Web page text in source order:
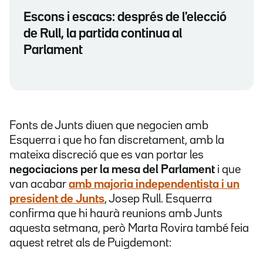
Escons i escacs: després de l'elecció
de Rull, la partida continua al
Parlament
Fonts de Junts diuen que negocien amb
Esquerra i que ho fan discretament, amb la
mateixa discreció que es van portar les
negociacions per la mesa del Parlament i que
van acabar amb majoria independentista i un
president de Junts, Josep Rull. Esquerra
confirma que hi haurà reunions amb Junts
aquesta setmana, però Marta Rovira també feia
aquest retret als de Puigdemont: